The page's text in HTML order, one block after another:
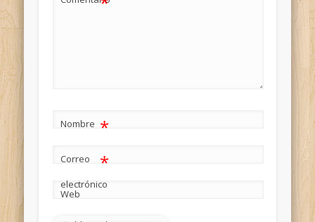
Nombre *
Correo
electrónico
*
Web